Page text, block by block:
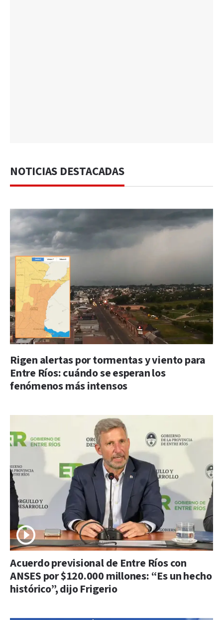
NOTICIAS DESTACADAS
Rigen alertas por tormentas y viento para
Entre Ríos: cuándo se esperan los
fenómenos más intensos
Acuerdo previsional de Entre Ríos con
ANSES por $120.000 millones: “Es un hecho
histórico”, dijo Frigerio